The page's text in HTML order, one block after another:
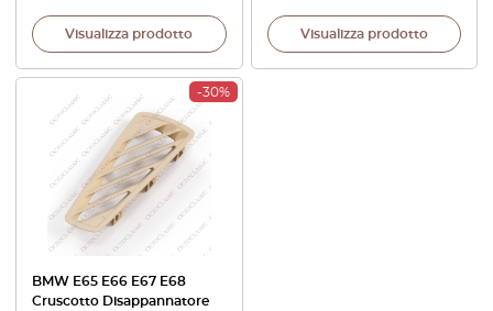
Visualizza prodotto Visualizza prodotto
-30%
BMW E65 E66 E67 E68
Cruscotto Disappannatore